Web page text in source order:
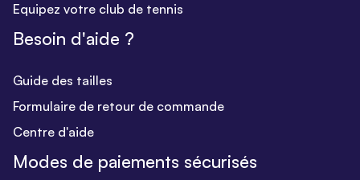
Equipez votre club de tennis
Besoin d'aide ?
Guide des tailles
Formulaire de retour de commande
Centre d'aide
Modes de paiements sécurisés